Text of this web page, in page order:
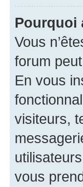
Pourquoi
Vous
forum
En vous
visiteurs,
vous